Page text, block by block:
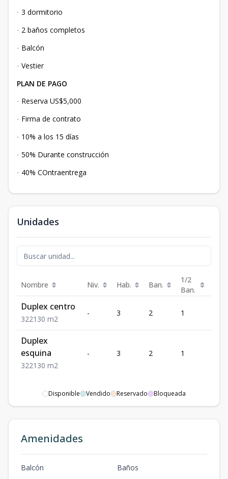
· 3 dormitorio
· 2 baños completos
· Balcón
· Vestier
PLAN DE PAGO
· Reserva US$5,000
· Firma de contrato
· 10% a los 15 días
· 50% Durante construcción
· 40% COntraentrega
Unidades
Nombre Niv. Hab. Ban.
1/2
Ban.
Duplex centro
322130 m2
- 3 2 1
Duplex
esquina
322130 m2
- 3 2 1
Disponible Vendido Reservado Bloqueada
Amenidades
Balcón Baños